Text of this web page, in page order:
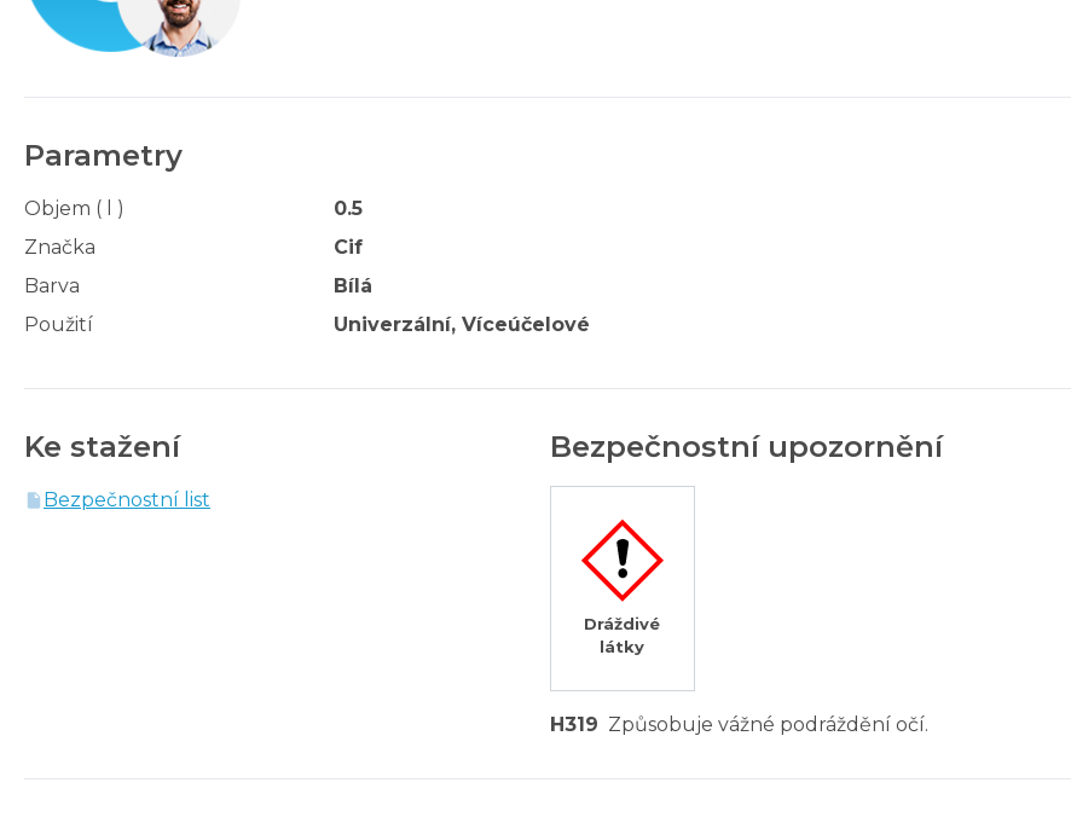
Parametry
Objem ( l )
0.5
Značka
Cif
Barva
Bílá
Použití
Univerzální, Víceúčelové
Ke stažení
Bezpečnostní list
Bezpečnostní upozornění
Dráždivé
látky
H319 Způsobuje vážné podráždění očí.